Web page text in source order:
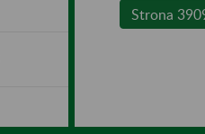
Strona